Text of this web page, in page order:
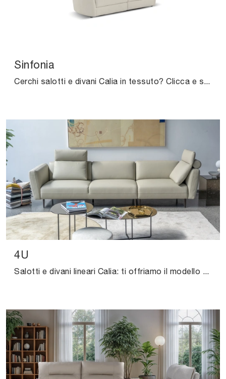
Sinfonia
Cerchi salotti e divani Calia in tessuto? Clicca e scopri di più sul modello Sinfonia per spazi moderni.
4U
Salotti e divani lineari Calia: ti offriamo il modello 4U in pelle per impreziosire il soggiorno.